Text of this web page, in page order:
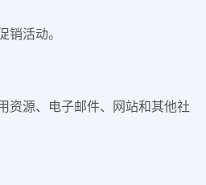
活动。
资源、电子邮件、网站和其他社